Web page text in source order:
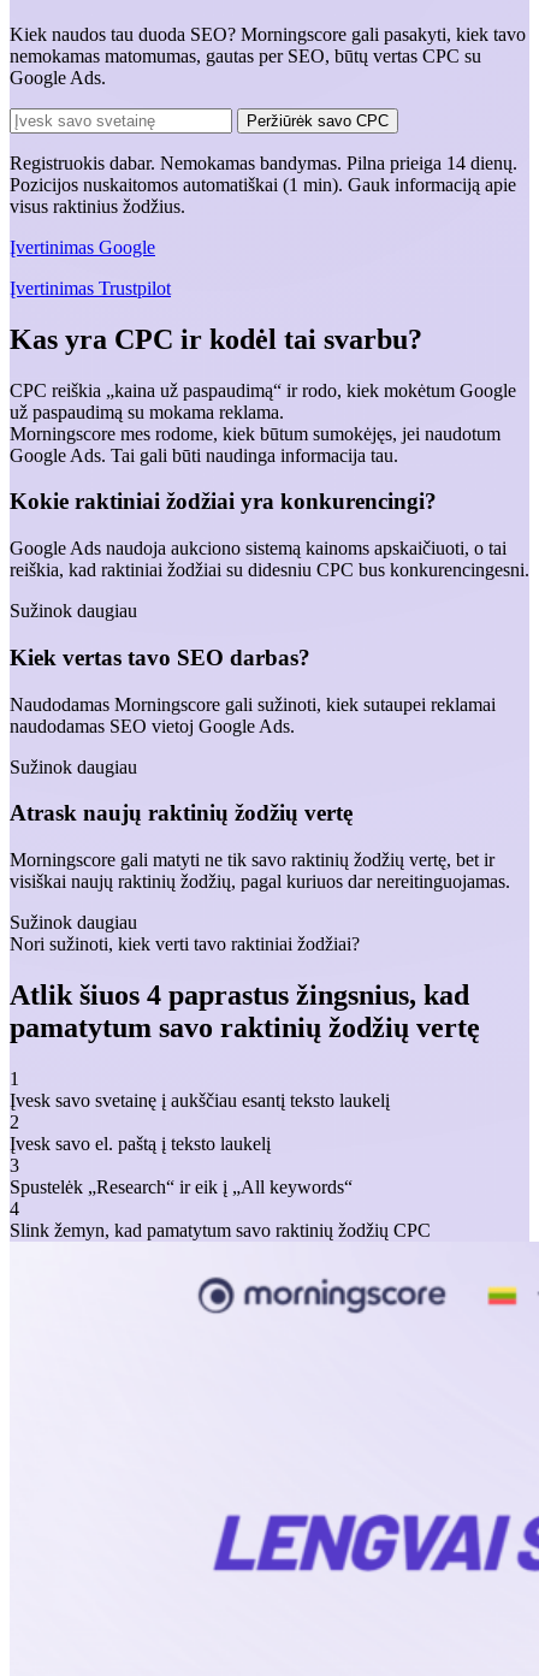
Kiek naudos tau duoda SEO? Morningscore gali pasakyti, kiek tavo
nemokamas matomumas, gautas per SEO, būtų vertas CPC su
Google Ads.
Peržiūrėk savo CPC
Registruokis dabar. Nemokamas bandymas. Pilna prieiga 14 dienų.
Pozicijos nuskaitomos automatiškai (1 min). Gauk informaciją apie
visus raktinius žodžius.
Įvertinimas Google
Įvertinimas Trustpilot
Kas yra CPC ir kodėl tai svarbu?
CPC reiškia „kaina už paspaudimą“ ir rodo, kiek mokėtum Google
už paspaudimą su mokama reklama.
Morningscore mes rodome, kiek būtum sumokėjęs, jei naudotum
Google Ads. Tai gali būti naudinga informacija tau.
Kokie raktiniai žodžiai yra konkurencingi?
Google Ads naudoja aukciono sistemą kainoms apskaičiuoti, o tai
reiškia, kad raktiniai žodžiai su didesniu CPC bus konkurencingesni.
Sužinok daugiau
Kiek vertas tavo SEO darbas?
Naudodamas Morningscore gali sužinoti, kiek sutaupei reklamai
naudodamas SEO vietoj Google Ads.
Sužinok daugiau
Atrask naujų raktinių žodžių vertę
Morningscore gali matyti ne tik savo raktinių žodžių vertę, bet ir
visiškai naujų raktinių žodžių, pagal kuriuos dar nereitinguojamas.
Sužinok daugiau
Nori sužinoti, kiek verti tavo raktiniai žodžiai?
Atlik šiuos 4 paprastus žingsnius, kad
pamatytum savo raktinių žodžių vertę
1
Įvesk savo svetainę į aukščiau esantį teksto laukelį
2
Įvesk savo el. paštą į teksto laukelį
3
Spustelėk „Research“ ir eik į „All keywords“
4
Slink žemyn, kad pamatytum savo raktinių žodžių CPC